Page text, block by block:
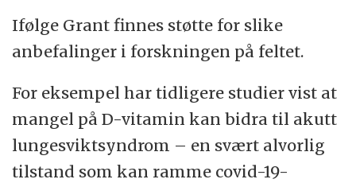
Ifølge Grant finnes støtte for slike
anbefalinger i forskningen på feltet.
For eksempel har tidligere studier vist at
mangel på D-vitamin kan bidra til akutt
lungesviktsyndrom – en svært alvorlig
tilstand som kan ramme covid-19-